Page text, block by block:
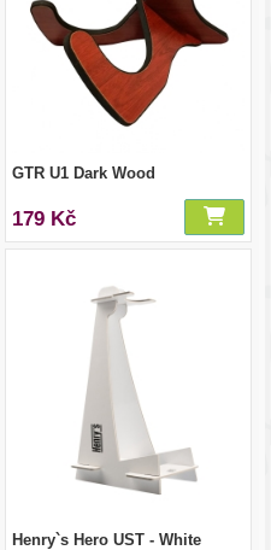
GTR U1 Dark Wood
179 Kč
Henry`s Hero UST - White